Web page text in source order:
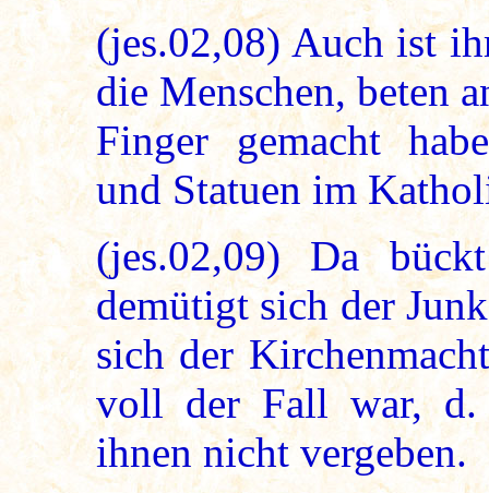
(jes.02,08) Auch ist
die Menschen, beten
Finger gemacht
und Statuen im
(jes.02,09) Da
demütigt sich der
sich der
voll der Fall war,
ihnen nicht vergeben.